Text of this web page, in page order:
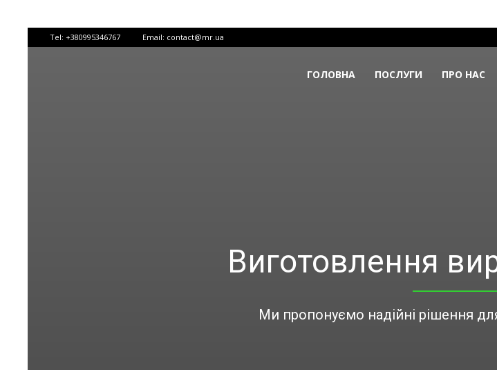
Tel: +380995346767 Email: contact@mr.ua
ГОЛОВНА ПОСЛУГИ ПРО НАС
Виготовлення
Ми пропонуємо надійні рішення